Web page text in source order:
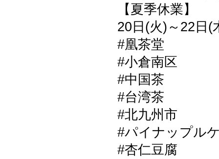
【夏季休業】
20日(火)～22日(
#凰茶堂
#小倉南区
#中国茶
#台湾茶
#北九州市
#パイナップル
#杏仁豆腐